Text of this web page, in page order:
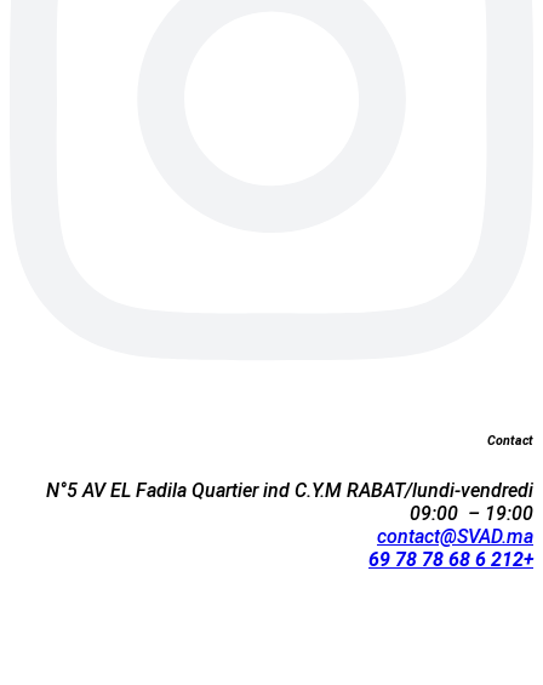
Contact
N°5 AV EL Fadila Quartier ind C.Y.M RABAT/lundi-vendredi
09:00 – 19:00
contact@SVAD.ma
+212 6 68 78 78 69